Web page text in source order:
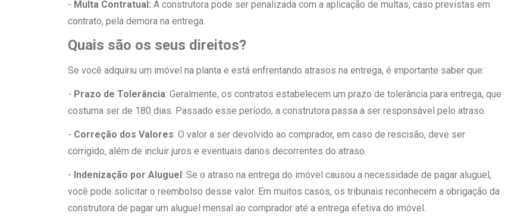
- Multa Contratual: A construtora pode ser penalizada com a aplicação de multas, caso previstas em
contrato, pela demora na entrega.
Quais são os seus direitos?
Se você adquiriu um imóvel na planta e está enfrentando atrasos na entrega, é importante saber que:
- Prazo de Tolerância: Geralmente, os contratos estabelecem um prazo de tolerância para entrega, que
costuma ser de 180 dias. Passado esse período, a construtora passa a ser responsável pelo atraso.
- Correção dos Valores: O valor a ser devolvido ao comprador, em caso de rescisão, deve ser
corrigido, além de incluir juros e eventuais danos decorrentes do atraso.
- Indenização por Aluguel: Se o atraso na entrega do imóvel causou a necessidade de pagar aluguel,
você pode solicitar o reembolso desse valor. Em muitos casos, os tribunais reconhecem a obrigação da
construtora de pagar um aluguel mensal ao comprador até a entrega efetiva do imóvel.